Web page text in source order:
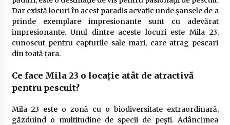
crap: Ghid complet pentru pescari
2 ani ago
Uloga lokalne ekonomije u razvoju zajednice
2 ani ago
Cotele Dunării: Monitorizare și Prognoze
Hidrologice prin DanubeAlert.com
2 ani ago
Dar există locuri în acest paradis acvatic unde șansele de a
prinde exemplare impresionante sunt cu adevărat
impresionante. Unul dintre aceste locuri este Mila 23,
cunoscut pentru capturile sale mari, care atrag pescari
din toată țara.
Ce face Mila 23 o locație atât de atractivă
pentru pescuit?
Mila 23 este o zonă cu o biodiversitate extraordinară,
găzduind o multitudine de specii de pești. Adâncimea